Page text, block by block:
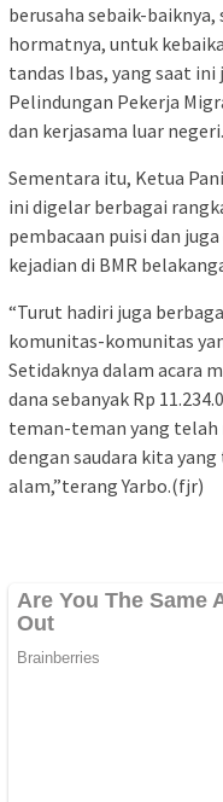
berusaha sebaik-
hormatnya, untuk
tandas Ibas, yang saat
Pelindungan Pekerja
dan kerjasama luar negeri.
Sementara itu, Ketua
ini digelar berbagai
pembacaan puisi dan
kejadian di BMR
“Turut hadiri juga
komunitas-komunitas
Setidaknya dalam acara
dana sebanyak Rp
teman-teman yang telah
dengan saudara kita
alam,”terang Yarbo.(fjr)